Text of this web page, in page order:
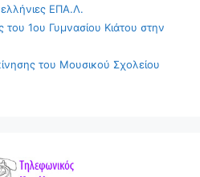
ΕΠΑ.Λ.
του 1ου Γυμνασίου Κιάτου στην
του Μουσικού Σχολείου